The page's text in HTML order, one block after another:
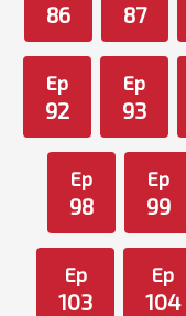
86 87
Ep
92
Ep
93
Ep
98
Ep
99
Ep
103
Ep
104